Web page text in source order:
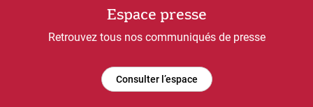
Espace presse
Retrouvez tous nos communiqués de presse
Consulter l’espace